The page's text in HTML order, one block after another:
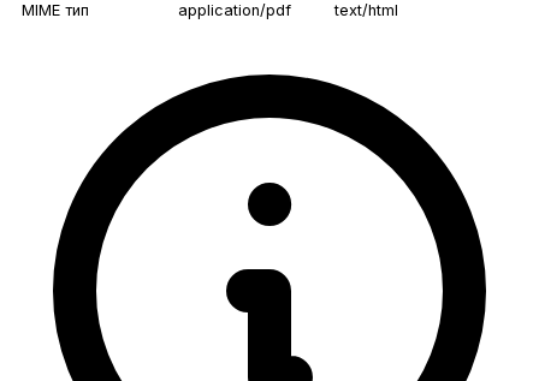
MIME тип application/pdf text/html